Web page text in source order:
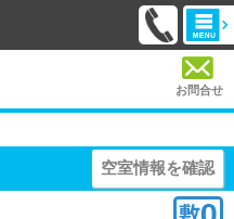
お問合せ
空室情報を確認